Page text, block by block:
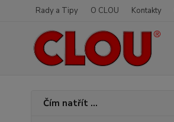
Rady a Tipy O CLOU Kontakty
Čím natřít ...